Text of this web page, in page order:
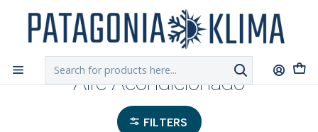
Chilexpress
Home Aire Acondicionado
Aire Acondicionado
FILTERS